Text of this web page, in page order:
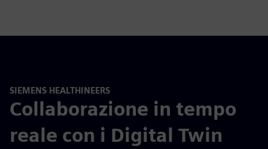
SIEMENS HEALTHINEERS
Collaborazione in tempo
reale con i Digital Twin